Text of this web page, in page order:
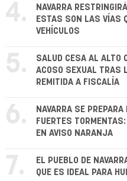
4.
NAVARRA
ESTAS SON LAS VÍAS
VEHÍCULOS
5.
SALUD CESA AL ALTO
ACOSO SEXUAL TRAS
REMITIDA A FISCALÍA
6.
NAVARRA SE
FUERTES
EN AVISO NARANJA
7.
EL PUEBLO DE
QUE ES IDEAL PARA